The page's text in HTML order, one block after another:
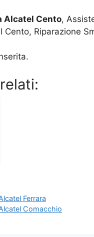
Alcatel Cento,
Cento, Riparazione
Ferrara
Comacchio